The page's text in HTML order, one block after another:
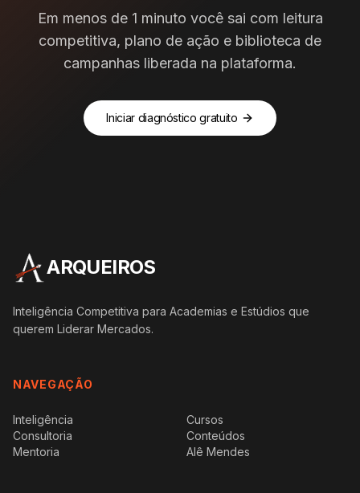
Em menos de 1 minuto você sai com leitura
competitiva, plano de ação e biblioteca de
campanhas liberada na plataforma.
Iniciar diagnóstico gratuito
ARQUEIROS
Inteligência Competitiva para Academias e Estúdios que
querem Liderar Mercados.
NAVEGAÇÃO
Inteligência
Consultoria
Mentoria
Cursos
Conteúdos
Alê Mendes